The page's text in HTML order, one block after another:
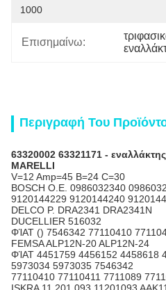
1000
Επισημαίνω:
Περιγραφή Του
63320002 63321171 -
MARELLI
V=12 Amp=45 B=24 C=30
BOSCH O.E. 0986032340
9120144229 9120144240
DELCO Ρ. DRA2341 DRA2341N
DUCELLIER 516032
ΦΊΑΤ () 7546342 77110410
FEMSA ALP12N-20 ALP12N-24
ΦΊΑΤ 4451759 4456152 4458618
5973034 5973035 7546342
77110410 77110411 7711089